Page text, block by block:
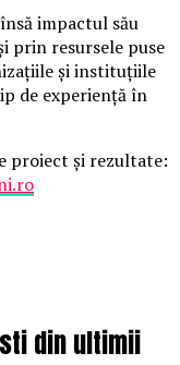
impactul său
prin resursele puse
și instituțiile
de experiență în
proiect și rezultate:
din ultimii